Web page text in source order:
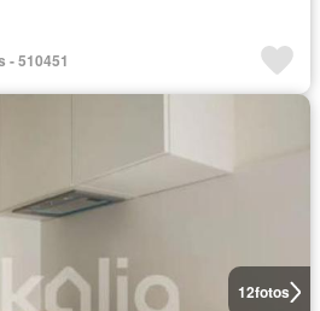
- 510451
12fotos